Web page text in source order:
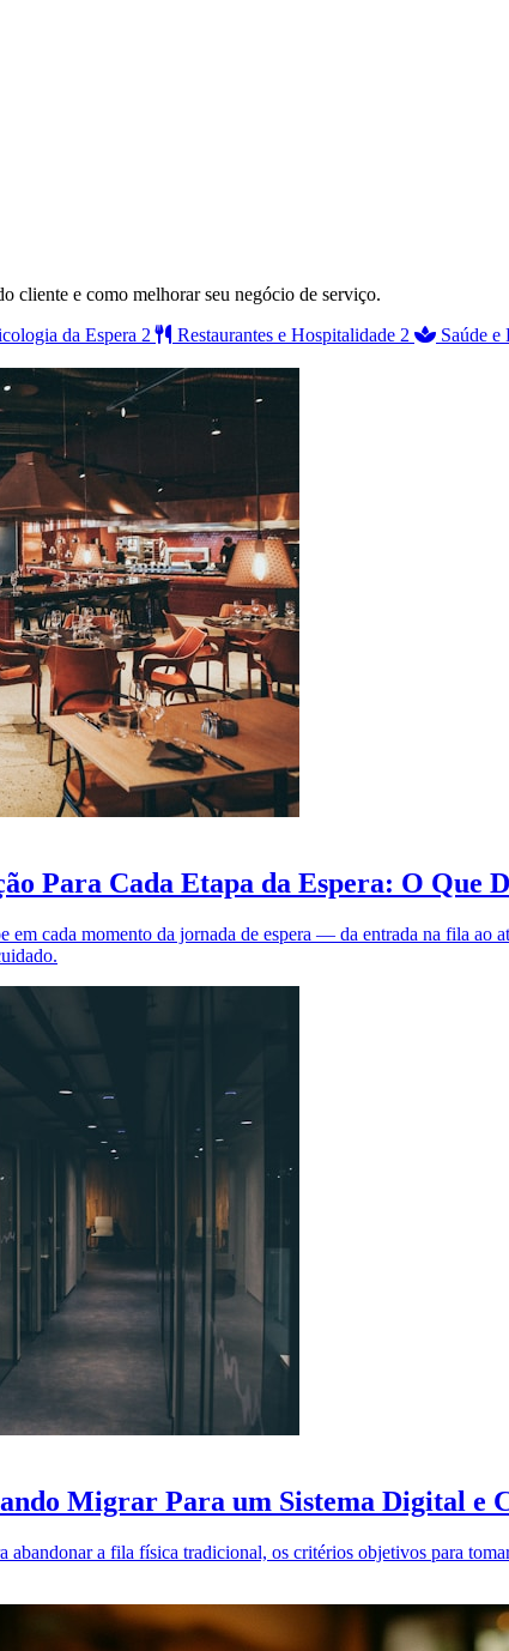
cliente e como melhorar seu negócio de serviço.
da Espera 2 Restaurantes e Hospitalidade 2 Saúde e
Para Cada Etapa da Espera: O Que
em cada momento da jornada de espera — da entrada na fila
Migrar Para um Sistema Digital e
abandonar a fila física tradicional, os critérios objetivos para